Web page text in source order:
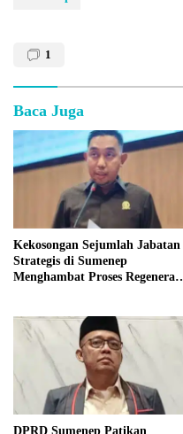
1
Baca Juga
Kekosongan Sejumlah Jabatan
Strategis di Sumenep
Menghambat Proses Regenerasi
DPRD Sumenep Patikan